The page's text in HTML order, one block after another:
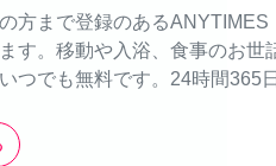
方まで登録のある
す。移動や入浴、食事のお世
つでも無料です。24時間365